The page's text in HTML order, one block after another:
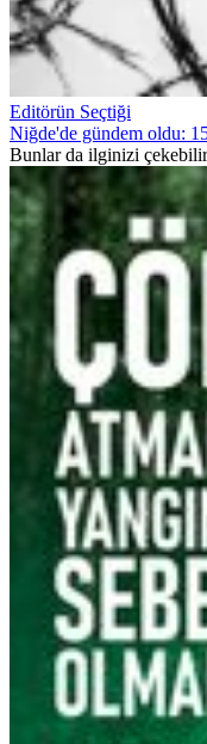
Editörün Seçtiği
Niğde'de gündem oldu:
Bunlar da ilginizi çekebilir